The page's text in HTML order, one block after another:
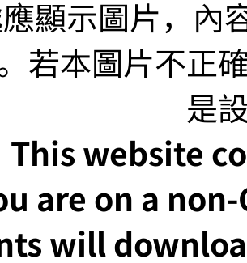
This website
are on a
will